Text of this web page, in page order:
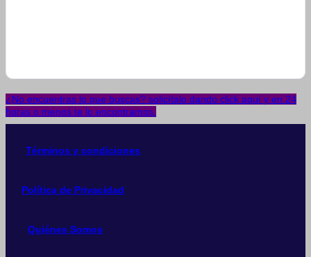
¿No encuentras lo que buscas? solicítalo dando click aquí y en 24
horas o menos te lo encontramos.
Términos y condiciones
Política de Privacidad
Quiénes Somos